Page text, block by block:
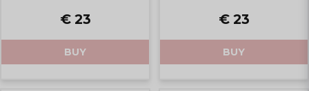
€ 23
BUY
€ 23
BUY